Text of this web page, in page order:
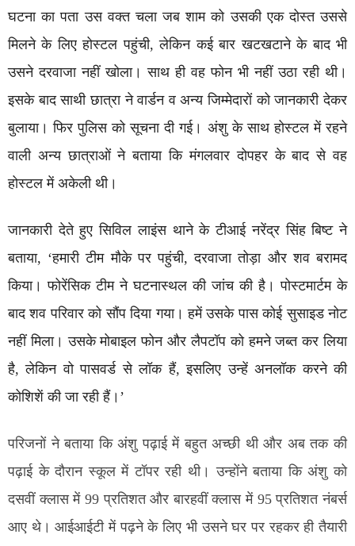
घटना का पता उस वक्त चला जब शाम को उसकी एक दोस्त उससे
मिलने के लिए होस्टल पहुंची, लेकिन कई बार खटखटाने के बाद भी
उसने दरवाजा नहीं खोला। साथ ही वह फोन भी नहीं उठा रही थी।
इसके बाद साथी छात्रा ने वार्डन व अन्य जिम्मेदारों को जानकारी देकर
बुलाया। फिर पुलिस को सूचना दी गई। अंशु के साथ होस्टल में रहने
वाली अन्य छात्राओं ने बताया कि मंगलवार दोपहर के बाद से वह
होस्टल में अकेली थी।
जानकारी देते हुए सिविल लाइंस थाने के टीआई नरेंद्र सिंह बिष्ट ने
बताया, ‘हमारी टीम मौके पर पहुंची, दरवाजा तोड़ा और शव बरामद
किया। फोरेंसिक टीम ने घटनास्थल की जांच की है। पोस्टमार्टम के
बाद शव परिवार को सौंप दिया गया। हमें उसके पास कोई सुसाइड नोट
नहीं मिला। उसके मोबाइल फोन और लैपटॉप को हमने जब्त कर लिया
है, लेकिन वो पासवर्ड से लॉक हैं, इसलिए उन्हें अनलॉक करने की
कोशिशें की जा रही हैं।’
परिजनों ने बताया कि अंशु पढ़ाई में बहुत अच्छी थी और अब तक की
पढ़ाई के दौरान स्कूल में टॉपर रही थी। उन्होंने बताया कि अंशु को
दसवीं क्लास में 99 प्रतिशत और बारहवीं क्लास में 95 प्रतिशत नंबर्स
आए थे। आईआईटी में पढ़ने के लिए भी उसने घर पर रहकर ही तैयारी